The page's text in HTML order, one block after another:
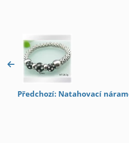
Předchozí: Natahovací